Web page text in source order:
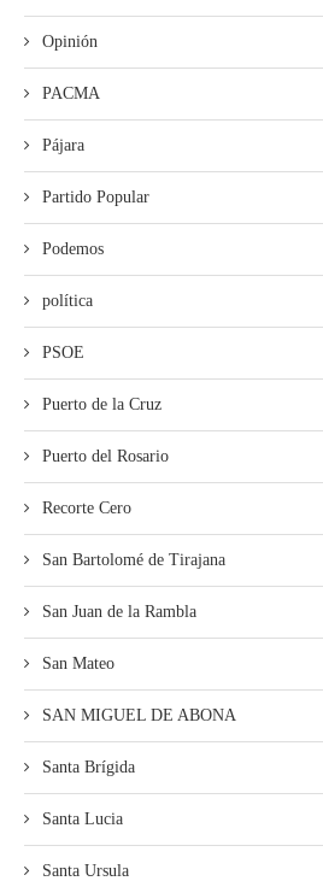
Opinión
PACMA
Pájara
Partido Popular
Podemos
política
PSOE
Puerto de la Cruz
Puerto del Rosario
Recorte Cero
San Bartolomé de Tirajana
San Juan de la Rambla
San Mateo
SAN MIGUEL DE ABONA
Santa Brígida
Santa Lucia
Santa Ursula